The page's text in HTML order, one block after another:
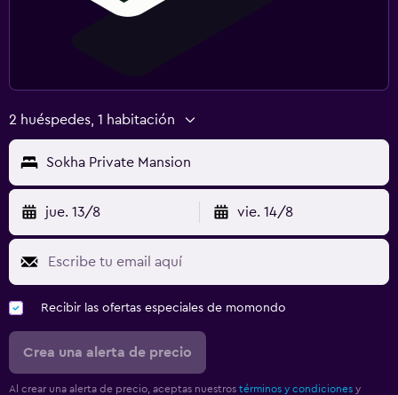
2 huéspedes, 1 habitación
Sokha Private Mansion
jue. 13/8 vie. 14/8
Recibir las ofertas especiales de momondo
Crea una alerta de precio
Al crear una alerta de precio, aceptas nuestros términos y condiciones y